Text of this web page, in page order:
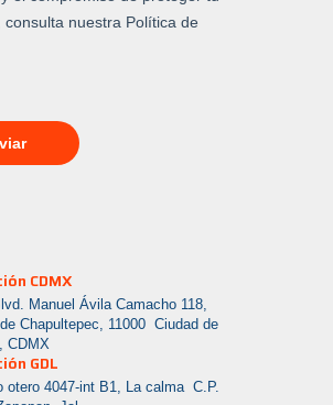
CDMX
Manuel Ávila Camacho 118,
de Chapultepec, 11000 Ciudad de
CDMX
GDL
otero 4047-int B1, La calma C.P.